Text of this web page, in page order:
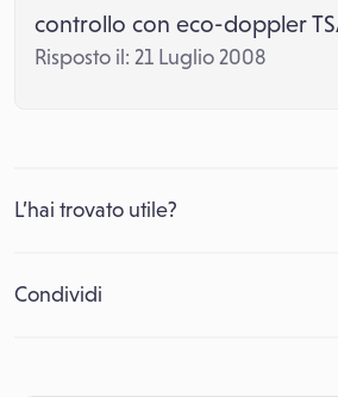
controllo con eco-doppler
Risposto il: 21 Luglio 2008
L’hai trovato utile?
Condividi